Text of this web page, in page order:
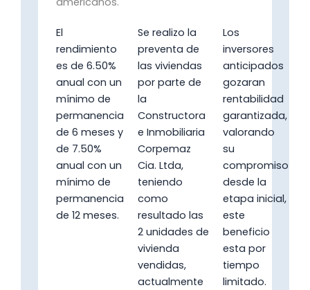
El
rendimiento
es de 6.50%
anual con un
mínimo de
permanencia
de 6 meses y
de 7.50%
anual con un
mínimo de
permanencia
de 12 meses.
Se realizo la
preventa de
las viviendas
por parte de
la
Constructora
e Inmobiliaria
Corpemaz
Cia. Ltda,
teniendo
como
resultado las
2 unidades de
vivienda
vendidas,
actualmente
Los
inversores
anticipados
gozaran
rentabilidad
garantizada,
valorando
su
compromiso
desde la
etapa inicial,
este
beneficio
esta por
tiempo
limitado.